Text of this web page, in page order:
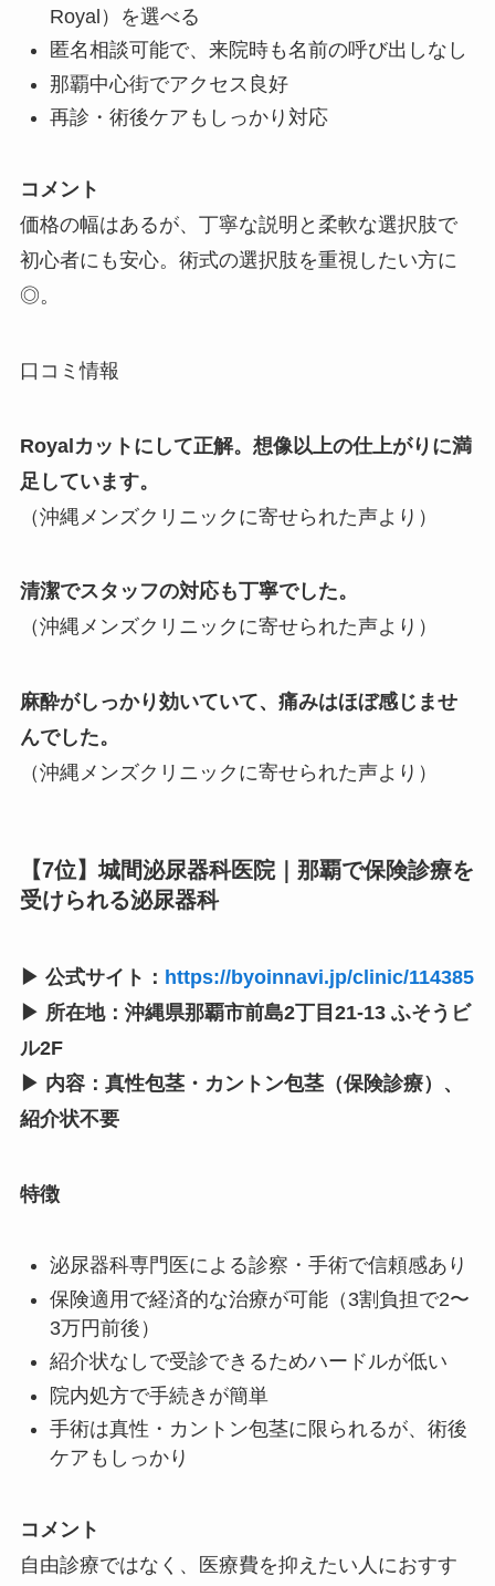
Royal）を選べる
匿名相談可能で、来院時も名前の呼び出しなし
那覇中心街でアクセス良好
再診・術後ケアもしっかり対応
コメント
価格の幅はあるが、丁寧な説明と柔軟な選択肢で
初心者にも安心。術式の選択肢を重視したい方に
◎。
口コミ情報
Royalカットにして正解。想像以上の仕上がりに満
足しています。
（沖縄メンズクリニックに寄せられた声より）
清潔でスタッフの対応も丁寧でした。
（沖縄メンズクリニックに寄せられた声より）
麻酔がしっかり効いていて、痛みはほぼ感じませ
んでした。
（沖縄メンズクリニックに寄せられた声より）
【7位】城間泌尿器科医院｜那覇で保険診療を
受けられる泌尿器科
▶ 公式サイト： https://byoinnavi.jp/clinic/114385
▶ 所在地：沖縄県那覇市前島2丁目21-13 ふそうビ
ル2F
▶ 内容：真性包茎・カントン包茎（保険診療）、
紹介状不要
特徴
泌尿器科専門医による診察・手術で信頼感あり
保険適用で経済的な治療が可能（3割負担で2〜
3万円前後）
紹介状なしで受診できるためハードルが低い
院内処方で手続きが簡単
手術は真性・カントン包茎に限られるが、術後
ケアもしっかり
コメント
自由診療ではなく、医療費を抑えたい人におすす